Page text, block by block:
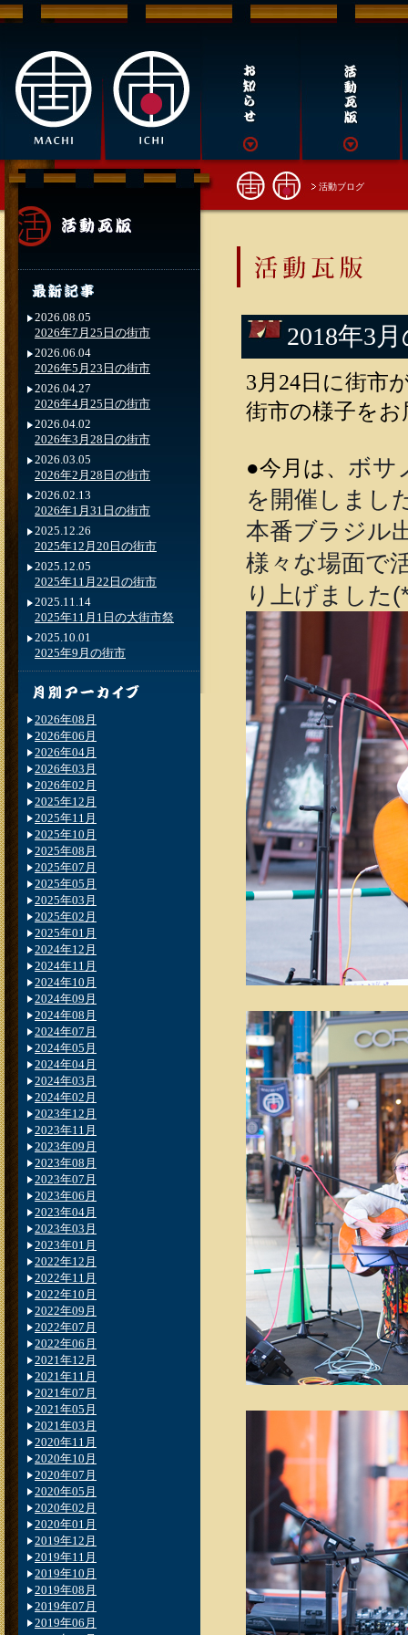
活動ブログ
2018年3
3月24日に街市
街市の様子を
●今月は、 ボサ
を開催しまし
本番ブラジル
様々な場面で
り上げました
2026.08.05
2026年7月25日の街市
2026.06.04
2026年5月23日の街市
2026.04.27
2026年4月25日の街市
2026.04.02
2026年3月28日の街市
2026.03.05
2026年2月28日の街市
2026.02.13
2026年1月31日の街市
2025.12.26
2025年12月20日の街市
2025.12.05
2025年11月22日の街市
2025.11.14
2025年11月1日の大街市祭
2025.10.01
2025年9月の街市
2026年08月
2026年06月
2026年04月
2026年03月
2026年02月
2025年12月
2025年11月
2025年10月
2025年08月
2025年07月
2025年05月
2025年03月
2025年02月
2025年01月
2024年12月
2024年11月
2024年10月
2024年09月
2024年08月
2024年07月
2024年05月
2024年04月
2024年03月
2024年02月
2023年12月
2023年11月
2023年09月
2023年08月
2023年07月
2023年06月
2023年04月
2023年03月
2023年01月
2022年12月
2022年11月
2022年10月
2022年09月
2022年07月
2022年06月
2021年12月
2021年11月
2021年07月
2021年05月
2021年03月
2020年11月
2020年10月
2020年07月
2020年05月
2020年02月
2020年01月
2019年12月
2019年11月
2019年10月
2019年08月
2019年07月
2019年06月